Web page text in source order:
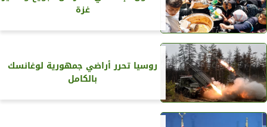
غزة
روسيا تحرر أراضي جمهورية لوغانسك
بالكامل